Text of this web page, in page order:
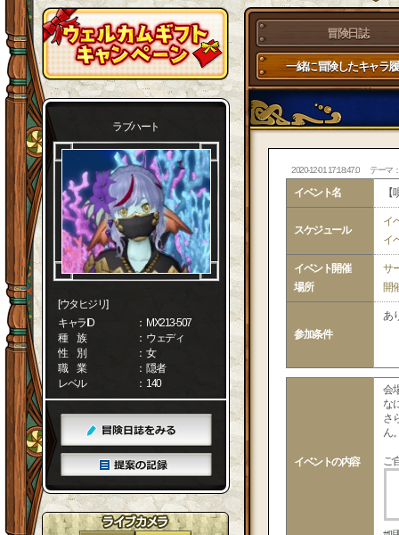
ラブハート
[ウタヒジリ]
キャラID
： MX213-507
種 族
： ウェディ
性 別
： 女
職 業
： 隠者
レベル
： 140
冒険日誌
一緒に冒険したキャラ
2020-12-01 17:18:47.0 テーマ
イベント名
スケジュール
イ
イ
イベント開催
場所
サ
開
参加条件
あ
イベントの内容
会
な
さ
ん
ご